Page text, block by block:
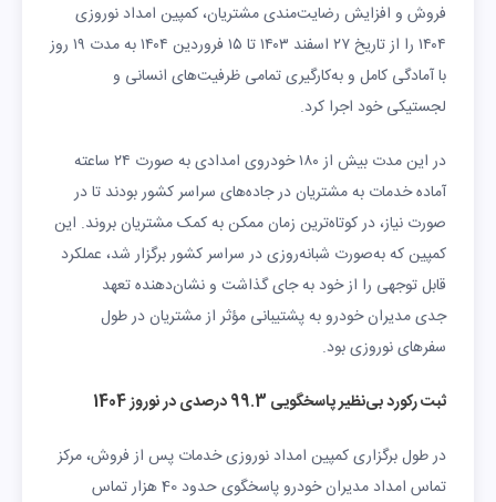
فروش و افزایش رضایت‌مندی مشتریان، کمپین امداد نوروزی
۱۴۰۴ را از تاریخ ۲۷ اسفند ۱۴۰۳ تا ۱۵ فروردین ۱۴۰۴ به مدت ۱۹ روز
با آمادگی کامل و به‌کارگیری تمامی ظرفیت‌های انسانی و
لجستیکی خود اجرا کرد.
در این مدت بیش از ۱۸۰ خودروی امدادی به صورت ۲۴ ساعته
آماده خدمات به مشتریان در جاده‌های سراسر کشور بودند تا در
صورت نیاز، در کوتاه‌ترین زمان ممکن به کمک مشتریان بروند. این
کمپین که به‌صورت شبانه‌روزی در سراسر کشور برگزار شد، عملکرد
قابل توجهی را از خود به جای گذاشت و نشان‌دهنده تعهد
جدی مدیران خودرو به پشتیبانی مؤثر از مشتریان در طول
سفرهای نوروزی بود.
ثبت رکورد بی‌نظیر پاسخگویی 99.3 درصدی در نوروز 1404
در طول برگزاری کمپین امداد نوروزی خدمات پس از فروش، مرکز
تماس امداد مدیران خودرو پاسخگوی حدود 40 هزار تماس